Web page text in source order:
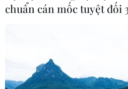
Chiều 25/4, Thanh tra Chính
soát, kiểm tra đối với diện tích
chuẩn cán mốc tuyệt đối